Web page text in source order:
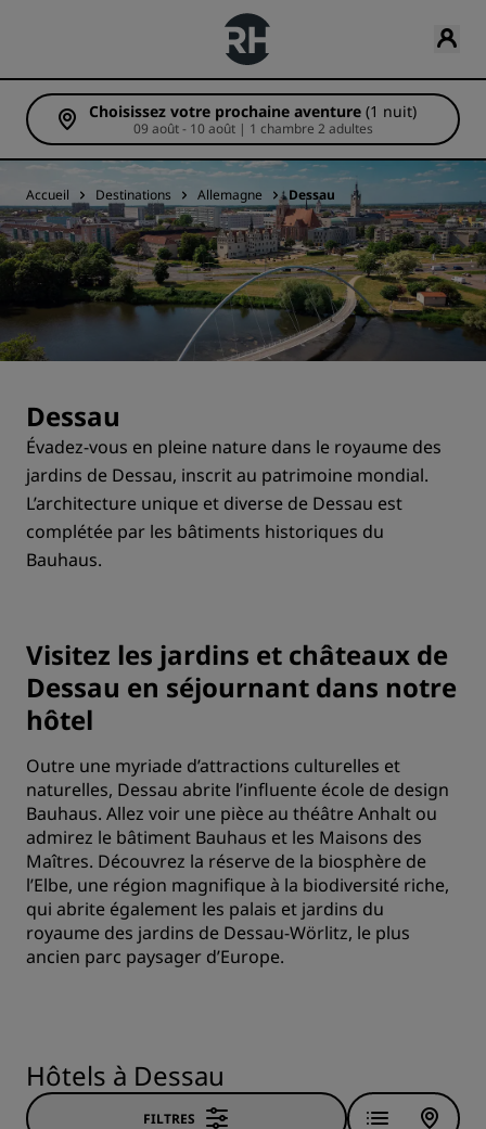
Choisissez votre prochaine aventure (1 nuit)
09 août - 10 août | 1 chambre 2 adultes
Accueil Destinations Allemagne Dessau
Dessau
Évadez-vous en pleine nature dans le royaume des
jardins de Dessau, inscrit au patrimoine mondial.
L’architecture unique et diverse de Dessau est
complétée par les bâtiments historiques du
Bauhaus.
Visitez les jardins et châteaux de
Dessau en séjournant dans notre
hôtel
Outre une myriade d’attractions culturelles et
naturelles, Dessau abrite l’influente école de design
Bauhaus. Allez voir une pièce au théâtre Anhalt ou
admirez le bâtiment Bauhaus et les Maisons des
Maîtres. Découvrez la réserve de la biosphère de
l’Elbe, une région magnifique à la biodiversité riche,
qui abrite également les palais et jardins du
royaume des jardins de Dessau-Wörlitz, le plus
ancien parc paysager d’Europe.
Hôtels à Dessau
FILTRES